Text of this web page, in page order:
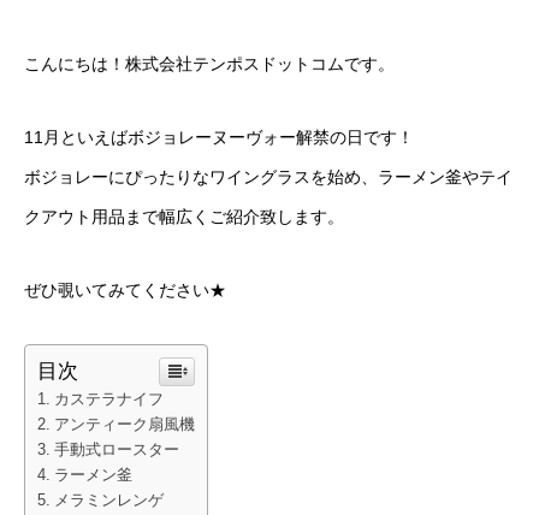
こんにちは！株式会社テンポスドットコムです。
11月といえばボジョレーヌーヴォー解禁の日です！
ボジョレーにぴったりなワイングラスを始め、ラーメン釜やテイ
クアウト用品まで幅広くご紹介致します。
ぜひ覗いてみてください★
目次
カステラナイフ
アンティーク扇風機
手動式ロースター
ラーメン釜
メラミンレンゲ